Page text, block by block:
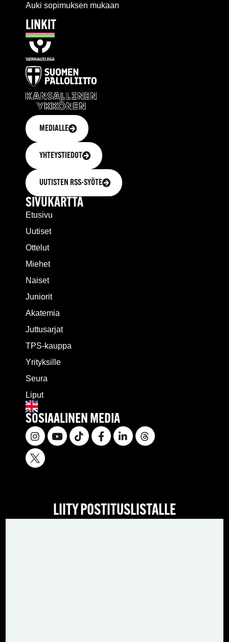
Auki sopimuksen mukaan
LINKIT
MEDIALLE
YHTEYSTIEDOT
UUTISTEN RSS-SYÖTE
SIVUKARTTA
Etusivu
Uutiset
Ottelut
Miehet
Naiset
Juniorit
Akatemia
Juttusarjat
TPS-kauppa
Yrityksille
Seura
Liput
SOSIAALINEN MEDIA
LIITY POSTITUSLISTALLE